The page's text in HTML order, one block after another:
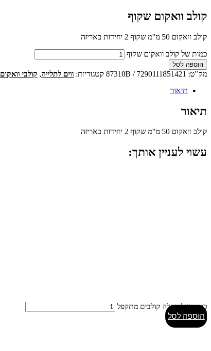
קולב וואקום שקוף
קולב וואקום 50 מ"מ שקוף 2 יחידות באריזה
כמות של קולב וואקום שקוף
הוספה לסל
מק"ט: 87310B / 7290111851421 קטגוריות: ווים לתלייה, קולבי וואקום
תיאור
תיאור
קולב וואקום 50 מ"מ שקוף 2 יחידות באריזה
עשוי לעניין אותך:
כמות של מתלה קולבים מתקפל
הוספה לסל